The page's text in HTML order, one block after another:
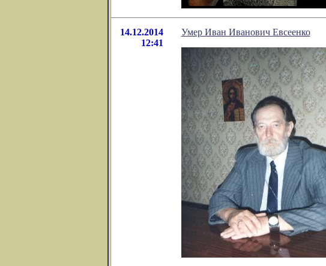
14.12.2014
12:41
Умер Иван Иванович Евсеенко